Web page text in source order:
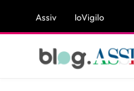
Assiv IoVigilo